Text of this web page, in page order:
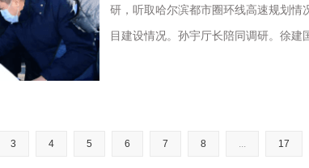
研，听取哈尔滨都市圈环线高速规划情
目建设情况。孙宇厅长陪同调研。徐建
3 4 5 6 7 8 17